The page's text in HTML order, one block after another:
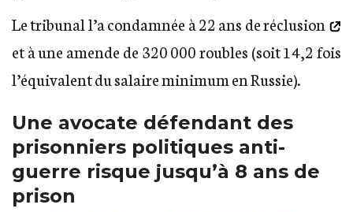
Le tribunal l’a condamnée à22 ans de réclusion
et à une amende de 320 000 roubles (soit 14,2 fois
l’équivalent du salaire minimum en Russie).
Une avocate défendant des
prisonniers politiques anti-
guerre risque jusqu’à 8 ans de
prison